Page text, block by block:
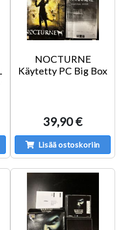
NOCTURNE
Käytetty PC Big Box
39,90 €
Lisää ostoskoriin